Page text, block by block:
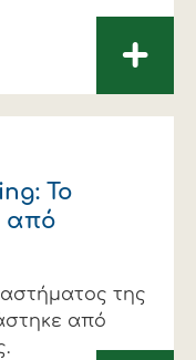
+
Το
από
της
από